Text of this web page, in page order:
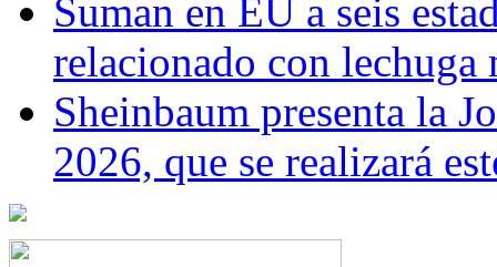
Suman en EU a seis
relacionado con lechuga
Sheinbaum presenta la
2026, que se realizará